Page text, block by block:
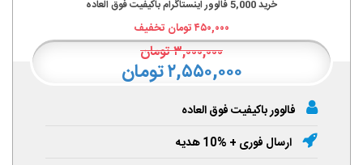
خرید5,000فالوور اینستاگرام باکیفیت فوق العاده
۴۵۰,۰۰۰تومان تخفیف
۳,۰۰۰,۰۰۰تومان
۲,۵۵۰,۰۰۰ تومان
فالوور باکیفیت فوق العاده
ارسال فوری + %10 هدیه